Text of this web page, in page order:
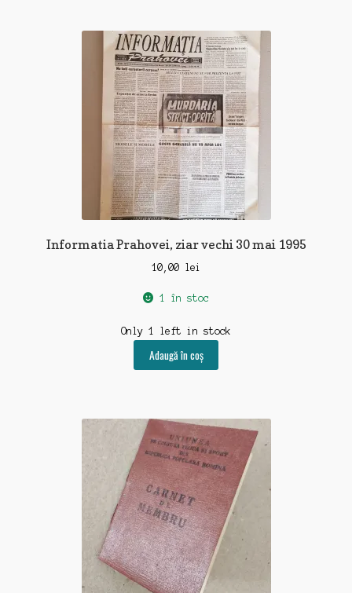
Informatia Prahovei, ziar vechi 30 mai 1995
10,00 lei
1 în stoc
Only 1 left in stock
Adaugă în coș